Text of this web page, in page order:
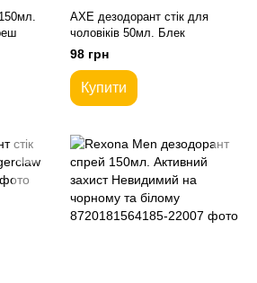
AXE дезодорант стік для
чоловіків 50мл. Блек
98 грн
Купити